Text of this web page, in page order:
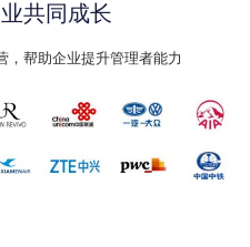
共同成长
，帮助企业提升管理者能力